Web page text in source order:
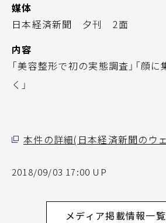
媒体
日本経済新聞 夕刊 2面
内容
「美容整形で初の実態調査」「顔
く」
本件の詳細(日本経済新聞のウ
2018/09/03 17:00 UP
メディア掲載情報一